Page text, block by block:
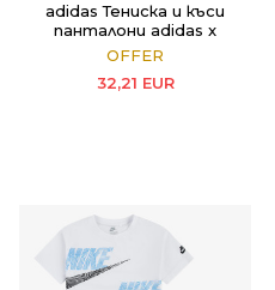
adidas Тениска и къси
панталони adidas x
Disney Mickey Mouse
OFFER
32,21 EUR